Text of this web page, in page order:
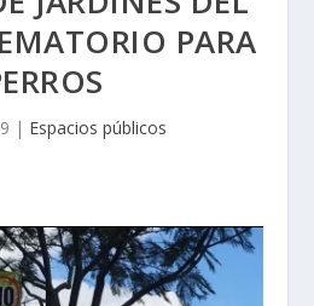
PARA
| Espacios públicos